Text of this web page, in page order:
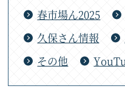
春市場ん2025
久保さん情報
その他